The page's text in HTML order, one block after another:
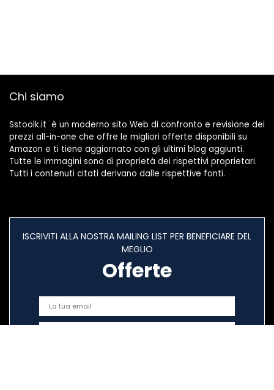
Chi siamo
Sstoolk.it è un moderno sito Web di confronto e revisione dei
prezzi all-in-one che offre le migliori offerte disponibili su
Amazon e ti tiene aggiornato con gli ultimi blog aggiunti.
Tutte le immagini sono di proprietà dei rispettivi proprietari.
Tutti i contenuti citati derivano dalle rispettive fonti.
ISCRIVITI ALLA NOSTRA MAILING LIST PER BENEFICIARE DEL
MEGLIO
Offerte